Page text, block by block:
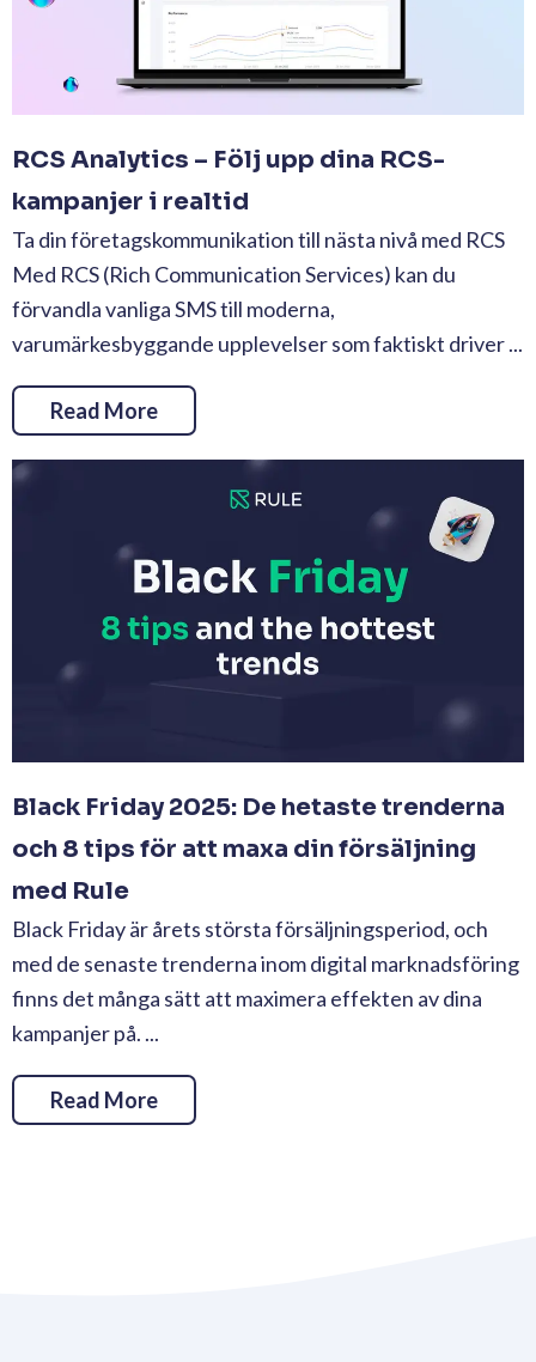
RCS Analytics – Följ upp dina RCS-
kampanjer i realtid
Ta din företagskommunikation till nästa nivå med RCS
Med RCS (Rich Communication Services) kan du
förvandla vanliga SMS till moderna,
varumärkesbyggande upplevelser som faktiskt driver ...
Read More
Black Friday 2025: De hetaste trenderna
och 8 tips för att maxa din försäljning
med Rule
Black Friday är årets största försäljningsperiod, och
med de senaste trenderna inom digital marknadsföring
finns det många sätt att maximera effekten av dina
kampanjer på. ...
Read More